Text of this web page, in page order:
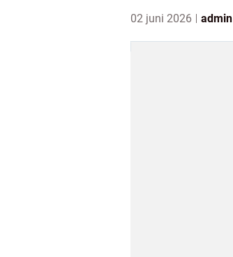
02 juni 2026 admin